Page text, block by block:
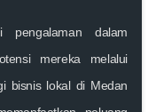
pengalaman dalam
mereka melalui
bisnis lokal di Medan